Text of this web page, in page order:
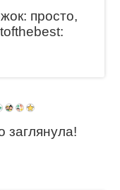
просто,
заглянула!